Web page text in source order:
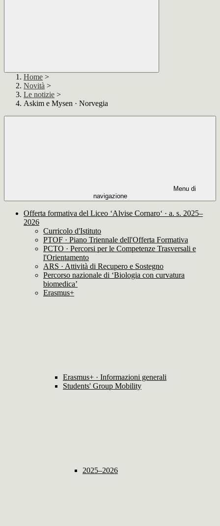
Home >
Novità >
Le notizie >
Askim e Mysen · Norvegia
Menu di
navigazione
Offerta formativa del Liceo ‘Alvise Cornaro‘ · a. s. 2025–
2026
Curricolo d'Istituto
PTOF · Piano Triennale dell'Offerta Formativa
PCTO · Percorsi per le Competenze Trasversali e
l'Orientamento
ARS · Attività di Recupero e Sostegno
Percorso nazionale di ‘Biologia con curvatura
biomedica’
Erasmus+
Erasmus+ · Informazioni generali
Students' Group Mobility
2025–2026